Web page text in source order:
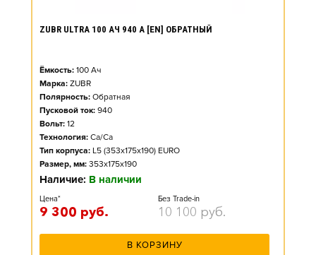
ZUBR ULTRA 100 АЧ 940 А [EN] ОБРАТНЫЙ
Ёмкость: 100 Ач
Марка: ZUBR
Полярность: Обратная
Пусковой ток: 940
Вольт: 12
Технология: Ca/Ca
Тип корпуса: L5 (353x175x190) EURO
Размер, мм: 353x175x190
Наличие: В наличии
Цена*
9 300 руб.
Без Trade-in
10 100 руб.
В КОРЗИНУ